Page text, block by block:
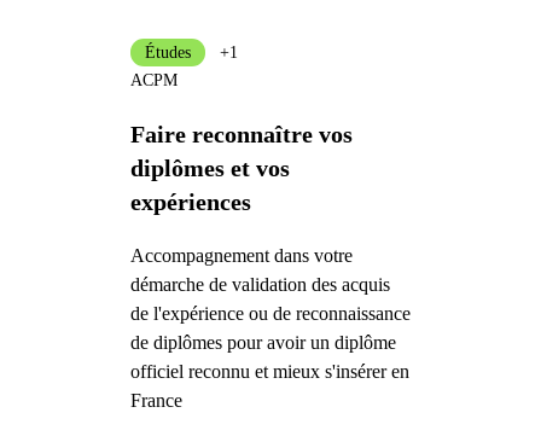
Faire reconnaître vos
diplômes et vos
expériences
Accompagnement dans votre
démarche de validation des acquis
de l'expérience ou de reconnaissance
de diplômes pour avoir un diplôme
officiel reconnu et mieux s'insérer en
France
Études
+1
ACPM